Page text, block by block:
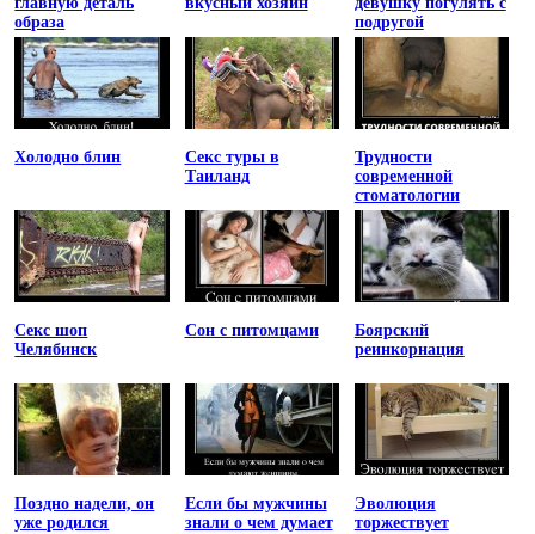
образа
подругой
Холодно блин
Секс туры в
Таиланд
Трудности
современной
стоматологии
Секс шоп
Челябинск
Сон с питомцами
Боярский
реинкорнация
Поздно надели, он
уже родился
Если бы мужчины
знали о чем думает
Эволюция
торжествует